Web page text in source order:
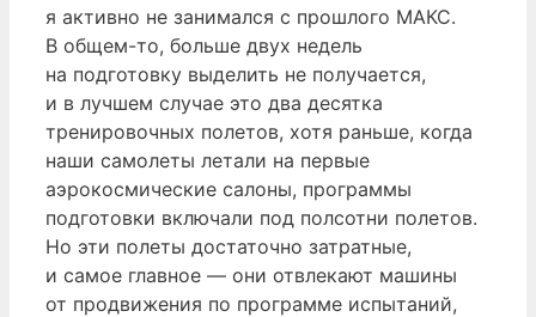
я активно не занимался с прошлого МАКС.
В общем-то, больше двух недель
на подготовку выделить не получается,
и в лучшем случае это два десятка
тренировочных полетов, хотя раньше, когда
наши самолеты летали на первые
аэрокосмические салоны, программы
подготовки включали под полсотни полетов.
Но эти полеты достаточно затратные,
и самое главное — они отвлекают машины
от продвижения по программе испытаний,